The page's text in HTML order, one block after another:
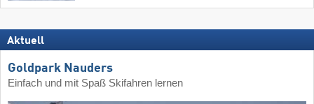
Aktuell
Goldpark Nauders
Einfach und mit Spaß Skifahren lernen